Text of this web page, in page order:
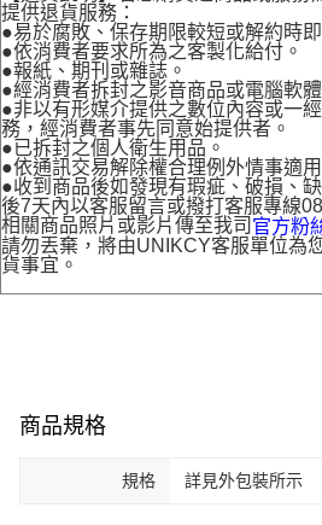
提供退貨服務：
●易於腐敗、保存期限較短或解約時即
●依消費者要求所為之客製化給付。
●報紙、期刊或雜誌。
●經消費者拆封之影音商品或電腦軟體
●非以有形媒介提供之數位內容或一
務，經消費者事先同意始提供者。
●已拆封之個人衛生用品。
●依通訊交易解除權合理例外情事適
●收到商品後如發現有瑕疵、破損、
後7天內以客服留言或撥打客服專線
相關商品照片或影片傳至我司 官方粉
請勿丟棄，將由UNIKCY客服單位為
貨事宜。
商品規格
規格 詳見外包裝所示